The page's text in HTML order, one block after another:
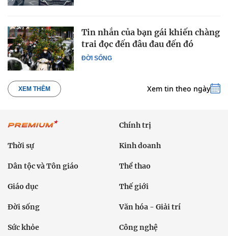
ĐỜI SỐNG
Tin nhắn của bạn gái khiến chàng
trai đọc đến đâu đau đến đó
XEM THÊM Xem tin theo ngày
Chính trị
Thời sự Kinh doanh
Dân tộc và Tôn giáo Thể thao
Giáo dục Thế giới
Đời sống Văn hóa - Giải trí
Sức khỏe Công nghệ